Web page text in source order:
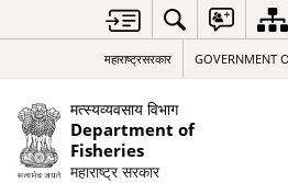
महाराष्ट्रसरकार GOVERNMENT
मत्स्यव्यवसाय विभाग
Department of
Fisheries
महाराष्ट्र सरकार